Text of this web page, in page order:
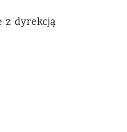
z dyrekcją